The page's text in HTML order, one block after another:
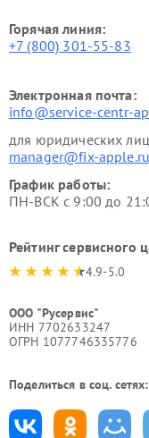
Горячая линия:
+7 (800) 301-55-83
Электронная почта:
info@service-centr-
для юридических лиц
manager@fix-apple.ru
График работы:
ПН-ВСК с 9:00 до
Рейтинг сервисного
4.9-5.0
ООО "Русервис"
ИНН 7702633247
ОГРН 1077746335776
Поделиться в соц. сетях: